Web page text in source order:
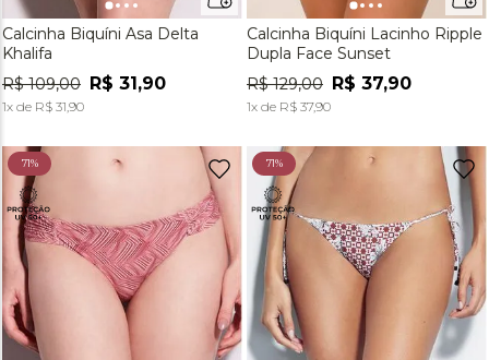
Calcinha Biquíni Asa Delta
Khalifa
R$ 109,00 R$ 31,90
1x de R$ 31 ,90
Calcinha Biquíni Lacinho Ripple
Dupla Face Sunset
R$ 129,00 R$ 37,90
1x de R$ 37,90
71% 71%